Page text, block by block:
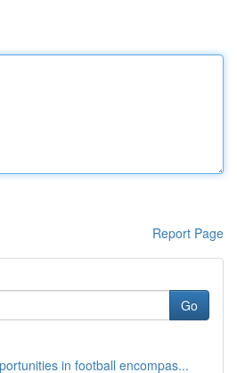
Report Page
Go
in football encompas...